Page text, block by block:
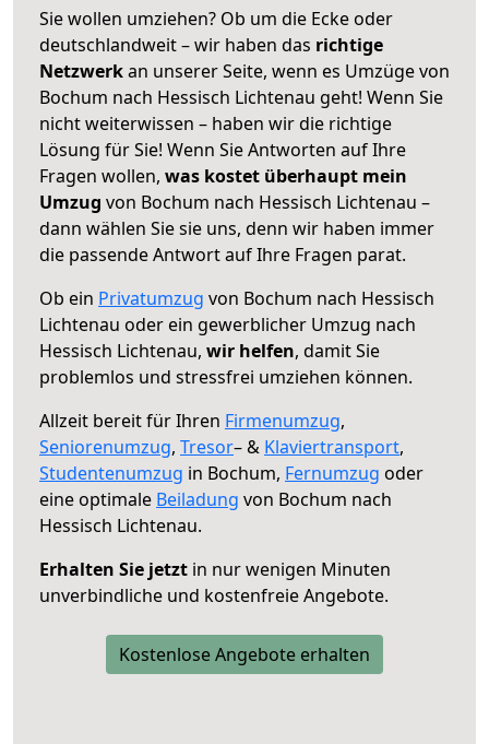
Sie wollen umziehen? Ob um die Ecke oder
deutschlandweit – wir haben das richtige
Netzwerkan unserer Seite, wenn es Umzüge von
Bochum nach Hessisch Lichtenau geht! Wenn Sie
nicht weiterwissen – haben wir die richtige
Lösung für Sie! Wenn Sie Antworten auf Ihre
Fragen wollen, was kostet überhaupt mein
Umzug von Bochum nach Hessisch Lichtenau –
dann wählen Sie sie uns, denn wir haben immer
die passende Antwort auf Ihre Fragen parat.
Ob ein Privatumzug von Bochum nach Hessisch
Lichtenau oder ein gewerblicher Umzug nach
Hessisch Lichtenau, wir helfen, damit Sie
problemlos und stressfrei umziehen können.
Allzeit bereit für Ihren Firmenumzug,
Seniorenumzug, Tresor– & Klaviertransport,
Studentenumzug in Bochum, Fernumzug oder
eine optimale Beiladung von Bochum nach
Hessisch Lichtenau.
Erhalten Sie jetzt in nur wenigen Minuten
unverbindliche und kostenfreie Angebote.
Kostenlose Angebote erhalten